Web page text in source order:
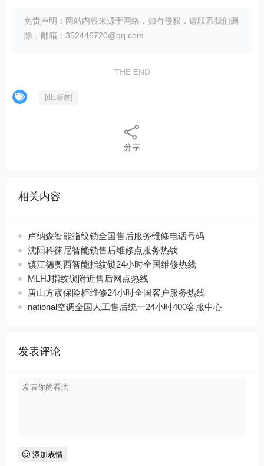
免责声明：网站内容来源于网络，如有侵权，请联系我们删
除，邮箱：352446720@qq.com
THE END
[db:标签]
分享
相关内容
卢纳森智能指纹锁全国售后服务维修电话号码
沈阳科徕尼智能锁售后维修点服务热线
镇江德奥西智能指纹锁24小时全国维修热线
MLHJ指纹锁附近售后网点热线
唐山方宬保险柜维修24小时全国客户服务热线
national空调全国人工售后统一24小时400客服中心
发表评论
添加表情